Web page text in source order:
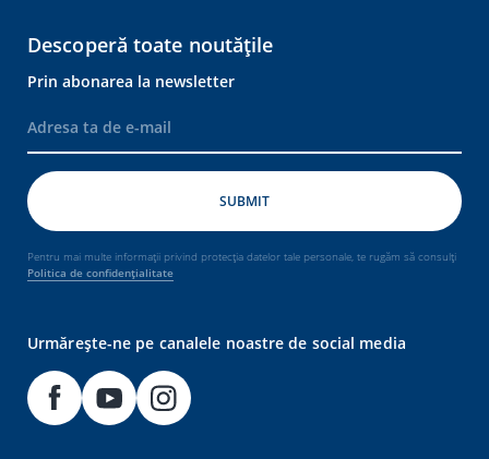
Descoperă toate noutățile
Prin abonarea la newsletter
Pentru mai multe informații privind protecția datelor tale personale, te rugăm să consulți
Politica de confidențialitate
Urmărește-ne pe canalele noastre de social media